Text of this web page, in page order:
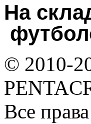
На
© 2010-
Все